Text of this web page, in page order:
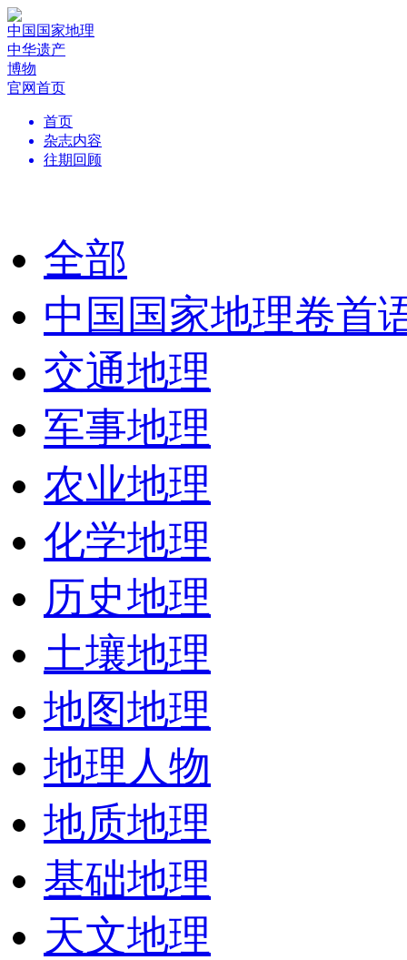
中国国家地理
中华遗产
博物
官网首页
首页
杂志内容
往期回顾
全部
中国国家地理卷首
交通地理
军事地理
农业地理
化学地理
历史地理
土壤地理
地图地理
地理人物
地质地理
基础地理
天文地理